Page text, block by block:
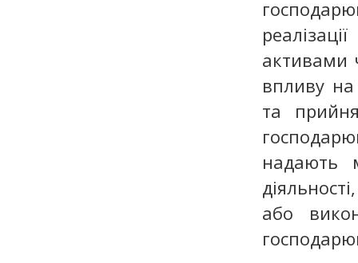
активами
впливу
та
надають
або